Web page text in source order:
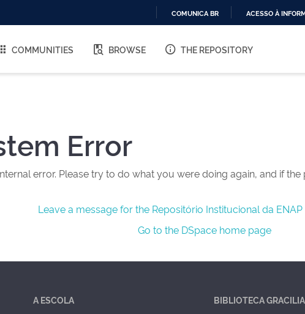
O
COMUNICA BR ACESSO À
COMMUNITIES BROWSE THE REPOSITORY
Error
error. Please try to do what you were doing again, and if
Leave a message for the Repositório Institucional da
Go to the DSpace home page
A ESCOLA
BIBLIOTECA